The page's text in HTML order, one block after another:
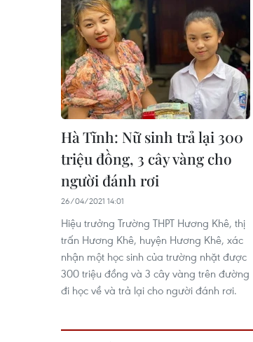
Hà Tĩnh: Nữ sinh trả lại 300
triệu đồng, 3 cây vàng cho
người đánh rơi
26/04/2021 14:01
Hiệu trưởng Trường THPT Hương Khê, thị
trấn Hương Khê, huyện Hương Khê, xác
nhận một học sinh của trường nhặt được
300 triệu đồng và 3 cây vàng trên đường
đi học về và trả lại cho người đánh rơi.